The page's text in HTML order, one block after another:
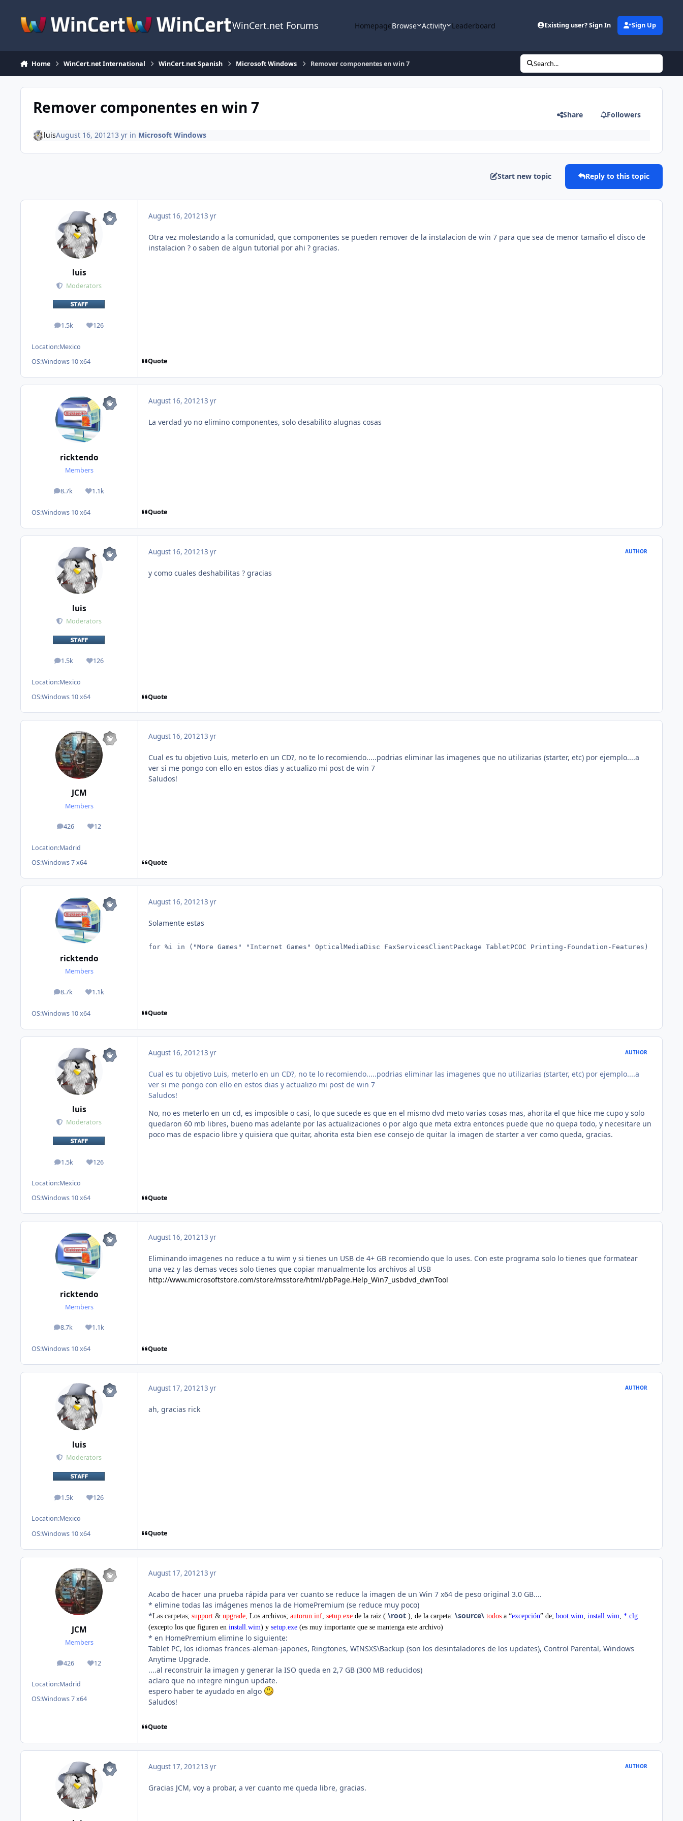
WinCert.net Forums HomepageBrowse Activity Leaderboard Existing user? Sign In Sign Up
Home WinCert.net International WinCert.net Spanish Microsoft Windows Remover componentes en win 7 Search...
Remover componentes en win 7 Share Followers
luisAugust 16, 201213 yrin Microsoft Windows
Start new topic Reply to this topic
luis
Moderators
1.5k
posts 126
Reputation
Location:Mexico
OS:Windows 10 x64
August 16, 201213 yr
Otra vez molestando a la comunidad, que componentes se pueden remover de la instalacion de win 7 para que sea de menor tamaño el disco de
instalacion ? o saben de algun tutorial por ahi ? gracias.
Quote
ricktendo
Members
8.7k
posts 1.1k
Reputation
OS:Windows 10 x64
August 16, 201213 yr
La verdad yo no elimino componentes, solo desabilito alugnas cosas
Quote
luis
Moderators
1.5k
posts 126
Reputation
Location:Mexico
OS:Windows 10 x64
August 16, 201213 yr AUTHOR
y como cuales deshabilitas ? gracias
Quote
JCM
Members
426
posts 12
Reputation
Location:Madrid
OS:Windows 7 x64
August 16, 201213 yr
Cual es tu objetivo Luis, meterlo en un CD?, no te lo recomiendo.....podrias eliminar las imagenes que no utilizarias (starter, etc) por ejemplo....a
ver si me pongo con ello en estos dias y actualizo mi post de win 7
Saludos!
Quote
ricktendo
Members
8.7k
posts 1.1k
Reputation
OS:Windows 10 x64
August 16, 201213 yr
Solamente estas
for %i in ("More Games" "Internet Games" OpticalMediaDisc FaxServicesClientPackage TabletPCOC Printing-Foundation-Features) do
Quote
luis
Moderators
1.5k
posts 126
Reputation
Location:Mexico
OS:Windows 10 x64
August 16, 201213 yr AUTHOR
Cual es tu objetivo Luis, meterlo en un CD?, no te lo recomiendo.....podrias eliminar las imagenes que no utilizarias (starter, etc) por ejemplo....a
ver si me pongo con ello en estos dias y actualizo mi post de win 7
Saludos!
No, no es meterlo en un cd, es imposible o casi, lo que sucede es que en el mismo dvd meto varias cosas mas, ahorita el que hice me cupo y solo
quedaron 60 mb libres, bueno mas adelante por las actualizaciones o por algo que meta extra entonces puede que no quepa todo, y necesitare un
poco mas de espacio libre y quisiera que quitar, ahorita esta bien ese consejo de quitar la imagen de starter a ver como queda, gracias.
Quote
ricktendo
Members
8.7k
posts 1.1k
Reputation
OS:Windows 10 x64
August 16, 201213 yr
Eliminando imagenes no reduce a tu wim y si tienes un USB de 4+ GB recomiendo que lo uses. Con este programa solo lo tienes que formatear
una vez y las demas veces solo tienes que copiar manualmente los archivos al USB
http://www.microsoftstore.com/store/msstore/html/pbPage.Help_Win7_usbdvd_dwnTool
Quote
luis
Moderators
1.5k
posts 126
Reputation
Location:Mexico
OS:Windows 10 x64
August 17, 201213 yr AUTHOR
ah, gracias rick
Quote
JCM
Members
426
posts 12
Reputation
Location:Madrid
OS:Windows 7 x64
August 17, 201213 yr
Acabo de hacer una prueba rápida para ver cuanto se reduce la imagen de un Win 7 x64 de peso original 3.0 GB....
* elimine todas las imágenes menos la de HomePremium (se reduce muy poco)
*Las carpetas; support & upgrade, Los archivos; autorun.inf setup.exe de la raiz ( \root ), de la carpeta: \source\ todos a “excepción” de; boot.wim install.wim *.clg
(excepto los que figuren en install.wim) y setup.exe (es muy importante que se mantenga este archivo)
* en HomePremium elimine lo siguiente:
Tablet PC, los idiomas frances-aleman-japones, Ringtones, WINSXS\Backup (son los desintaladores de los updates), Control Parental, Windows
Anytime Upgrade.
....al reconstruir la imagen y generar la ISO queda en 2,7 GB (300 MB reducidos)
aclaro que no integre ningun update.
espero haber te ayudado en algo
Saludos!
Quote
August 17, 201213 yr AUTHOR
Gracias JCM, voy a probar, a ver cuanto me queda libre, gracias.